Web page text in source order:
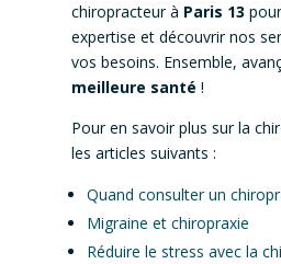
chiropracteur à Paris 13
expertise et découvrir nos
vos besoins. Ensemble,
meilleure santé !
Pour en savoir plus sur la
les articles suivants :
Quand consulter un
Migraine et chiropraxie
Réduire le stress avec la